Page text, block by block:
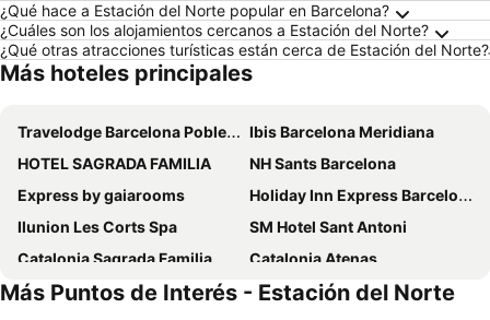
¿Qué hace a Estación del Norte popular en Barcelona?
¿Cuáles son los alojamientos cercanos a Estación del Norte?
¿Qué otras atracciones turísticas están cerca de Estación del Norte?
Más hoteles principales
Travelodge Barcelona Poblenou
Ibis Barcelona Meridiana
HOTEL SAGRADA FAMILIA
NH Sants Barcelona
Express by gaiarooms
Holiday Inn Express Barcelona - City 22@ By Ihg
Ilunion Les Corts Spa
SM Hotel Sant Antoni
Catalonia Sagrada Familia
Catalonia Atenas
Hotel Alimara
Hotel Sant Pau
Más Puntos de Interés - Estación del Norte